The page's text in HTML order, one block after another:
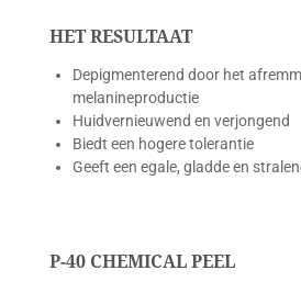
HET RESULTAAT
Depigmenterend door het
melanineproductie
Huidvernieuwend en verjongend
Biedt een hogere tolerantie
Geeft een egale, gladde en
P-40 CHEMICAL PEEL